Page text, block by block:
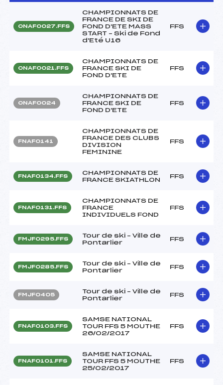
ONAF0027.FFS
CHAMPIONNATS DE
FRANCE DE SKI DE
FOND D'ETE MASS
START – Ski de Fond
d'Eté U16
FFS
ONAF0021.FFS
CHAMPIONNATS DE
FRANCE SKI DE
FOND D'ETE
FFS
ONAF0024
CHAMPIONNATS DE
FRANCE SKI DE
FOND D'ETE
FFS
FNAF0141
CHAMPIONNATS DE
FRANCE DES CLUBS
DIVISION
FEMININE
FFS
FNAF0134.FFS
CHAMPIONNATS DE
FRANCE SKIATHLON
FFS
FNAF0131.FFS
CHAMPIONNATS DE
FRANCE
INDIVIDUELS FOND
FFS
FMJF0295.FFS
Tour de ski – Ville de
Pontarlier
FFS
FMJF0285.FFS
Tour de ski – Ville de
Pontarlier
FFS
FMJF0405
Tour de ski – Ville de
Pontarlier
FFS
FNAF0103.FFS
SAMSE NATIONAL
TOUR FFS 5 MOUTHE
26/02/2017
FFS
FNAF0101.FFS
SAMSE NATIONAL
TOUR FFS 5 MOUTHE
25/02/2017
FFS